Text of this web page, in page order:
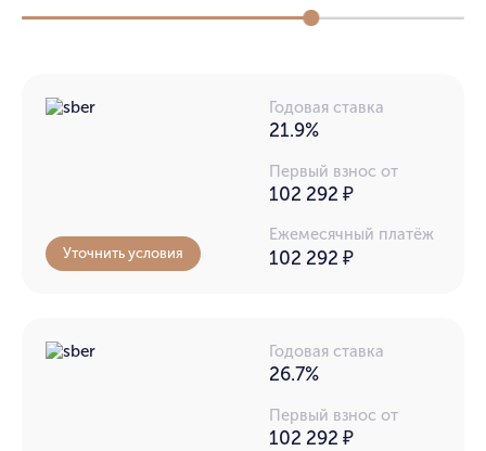
Годовая ставка
21.9%
Первый взнос от
102 292 ₽
Ежемесячный платёж
102 292 ₽
Уточнить условия
Годовая ставка
26.7%
Первый взнос от
102 292 ₽